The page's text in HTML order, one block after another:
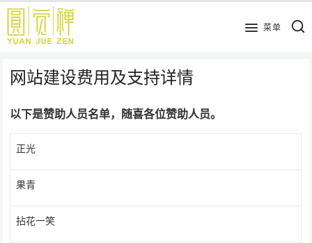
跳
主
菜单
网站建设费用及支持详情
以下是赞助人员名单，随喜各位赞助人员。
正光
果青
拈花一笑